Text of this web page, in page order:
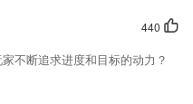
自由选择与使用;
和近7亿移动互联网用户。无论
拼车旅行，打开叮叮一键预约，
440
不断追求进度和目标的动力？